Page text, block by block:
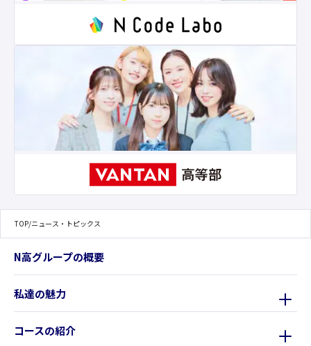
TOP/ニュース・トピックス
N高グループの概要
私達の魅力
コースの紹介